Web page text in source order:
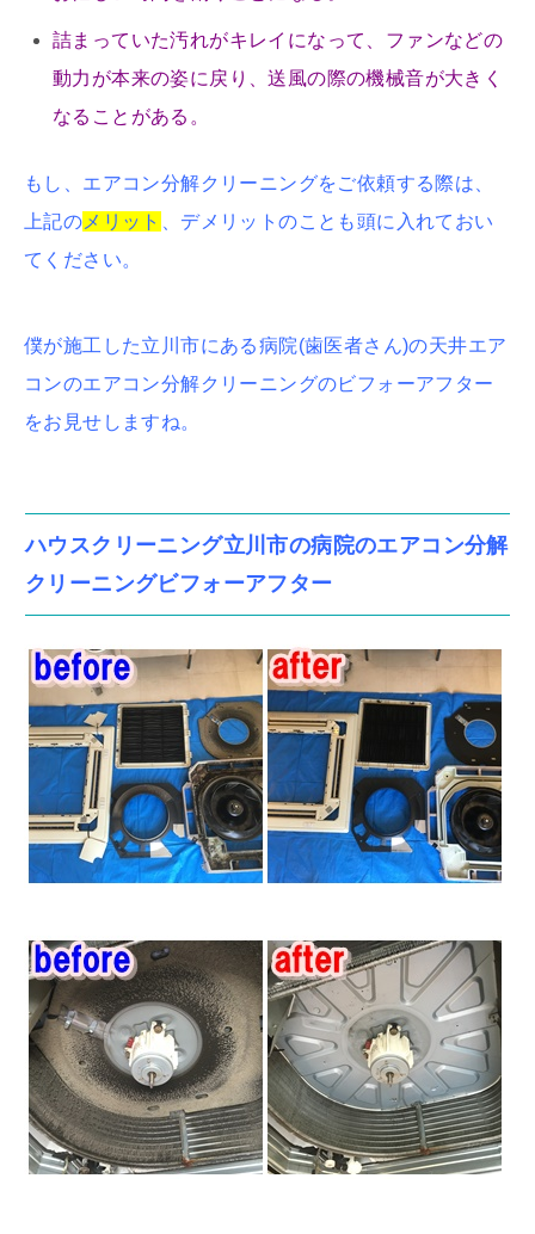
詰まっていた汚れがキレイになって、ファンなどの
動力が本来の姿に戻り、送風の際の機械音が大きく
なることがある。
もし、エアコン分解クリーニングをご依頼する際は、
上記の メリット
、デメリットのことも頭に入れておい
てください。
僕が施工した立川市にある病院(歯医者さん)の天井エア
コンのエアコン分解クリーニングのビフォーアフター
をお見せしますね。
ハウスクリーニング立川市の病院のエアコン分解
クリーニングビフォーアフター